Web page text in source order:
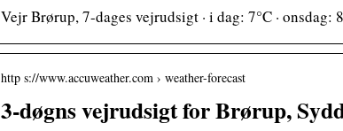
Vejr Brørup, 7-dages vejrudsigt · i dag: 7°C · onsdag:
http s://www.accuweather.com › weather-forecast
3-døgns vejrudsigt for Brørup,